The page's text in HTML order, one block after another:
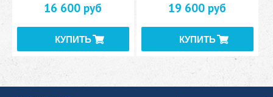
16 600 руб 19 600 руб